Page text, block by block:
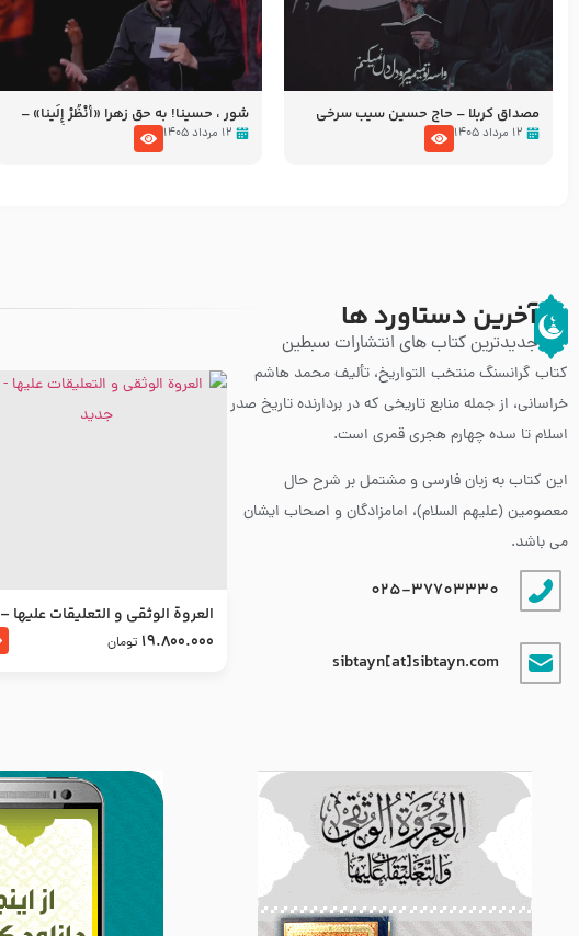
مصداق کربلا – حاج حسین سیب سرخی
۱۲ مرداد ۱۴۰۵
شور ، حسینا! به‌ حق زهرا «أُنْظُرْ إِلَینا» –
عزاداری شب هفتم ماه محرّم 1405
۱۲ مرداد ۱۴۰۵
آخرین دستاورد ها
جدیدترین کتاب های انتشارات سبطین
کتاب گرانسنگ منتخب التواريخ، تألیف محمد هاشم
خراسانی، از جمله منابع تاریخی که در بردارنده تاریخ صدر
اسلام تا سده چهارم هجری قمری است.
این کتاب به زبان فارسی و مشتمل بر شرح حال
معصومین (علیهم السلام)، امامزادگان و اصحاب ایشان
می باشد.
025-37703330
sibtayn[at]sibtayn.com
العروة الوثقى و التعليقات عليها –
طرح جدید
19.800.000 تومان